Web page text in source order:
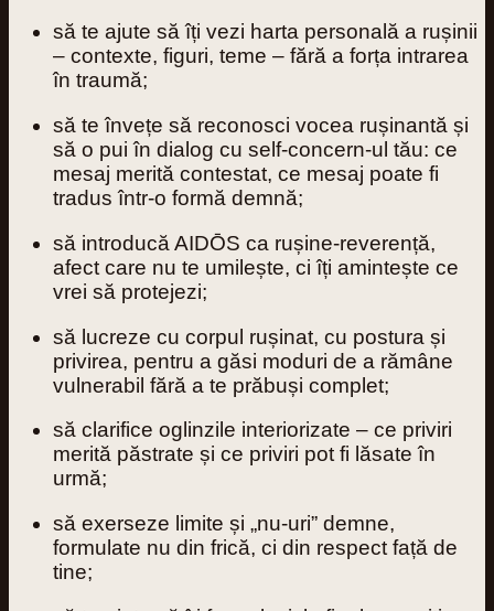
să te ajute să îți vezi harta personală a rușinii
– contexte, figuri, teme – fără a forța intrarea
în traumă;
să te învețe să reconosci vocea rușinantă și
să o pui în dialog cu self‑concern‑ul tău: ce
mesaj merită contestat, ce mesaj poate fi
tradus într‑o formă demnă;
să introducă AIDŌS ca rușine‑reverență,
afect care nu te umilește, ci îți amintește ce
vrei să protejezi;
să lucreze cu corpul rușinat, cu postura și
privirea, pentru a găsi moduri de a rămâne
vulnerabil fără a te prăbuși complet;
să clarifice oglinzile interiorizate – ce priviri
merită păstrate și ce priviri pot fi lăsate în
urmă;
să exerseze limite și „nu‑uri” demne,
formulate nu din frică, ci din respect față de
tine;